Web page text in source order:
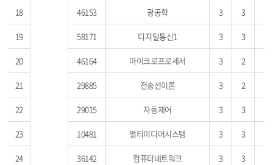
18 46153 광공학 3 3
19 58171 디지털통신1 3 3
20 46164 마이크로프로세서 3 2
21 29885 전송선이론 3 2
22 29015 자동제어 3 3
23 10481 멀티미디어시스템 3 3
24 36142 컴퓨터네트워크 3 3